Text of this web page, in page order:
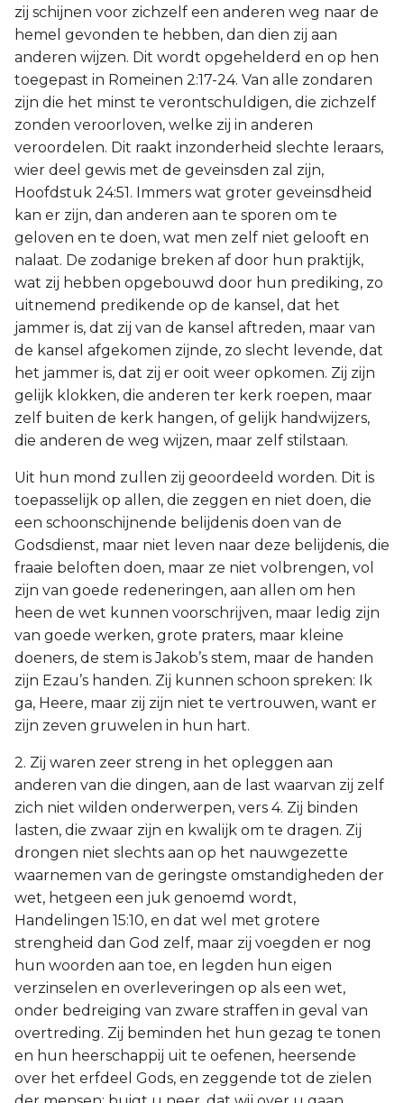
zij schijnen voor zichzelf een anderen weg naar de
hemel gevonden te hebben, dan dien zij aan
anderen wijzen. Dit wordt opgehelderd en op hen
toegepast in Romeinen 2:17-24. Van alle zondaren
zijn die het minst te verontschuldigen, die zichzelf
zonden veroorloven, welke zij in anderen
veroordelen. Dit raakt inzonderheid slechte leraars,
wier deel gewis met de geveinsden zal zijn,
Hoofdstuk 24:51. Immers wat groter geveinsdheid
kan er zijn, dan anderen aan te sporen om te
geloven en te doen, wat men zelf niet gelooft en
nalaat. De zodanige breken af door hun praktijk,
wat zij hebben opgebouwd door hun prediking, zo
uitnemend predikende op de kansel, dat het
jammer is, dat zij van de kansel aftreden, maar van
de kansel afgekomen zijnde, zo slecht levende, dat
het jammer is, dat zij er ooit weer opkomen. Zij zijn
gelijk klokken, die anderen ter kerk roepen, maar
zelf buiten de kerk hangen, of gelijk handwijzers,
die anderen de weg wijzen, maar zelf stilstaan.
Uit hun mond zullen zij geoordeeld worden. Dit is
toepasselijk op allen, die zeggen en niet doen, die
een schoonschijnende belijdenis doen van de
Godsdienst, maar niet leven naar deze belijdenis, die
fraaie beloften doen, maar ze niet volbrengen, vol
zijn van goede redeneringen, aan allen om hen
heen de wet kunnen voorschrijven, maar ledig zijn
van goede werken, grote praters, maar kleine
doeners, de stem is Jakob’s stem, maar de handen
zijn Ezau’s handen. Zij kunnen schoon spreken: Ik
ga, Heere, maar zij zijn niet te vertrouwen, want er
zijn zeven gruwelen in hun hart.
2. Zij waren zeer streng in het opleggen aan
anderen van die dingen, aan de last waarvan zij zelf
zich niet wilden onderwerpen, vers 4. Zij binden
lasten, die zwaar zijn en kwalijk om te dragen. Zij
drongen niet slechts aan op het nauwgezette
waarnemen van de geringste omstandigheden der
wet, hetgeen een juk genoemd wordt,
Handelingen 15:10, en dat wel met grotere
strengheid dan God zelf, maar zij voegden er nog
hun woorden aan toe, en legden hun eigen
verzinselen en overleveringen op als een wet,
onder bedreiging van zware straffen in geval van
overtreding. Zij beminden het hun gezag te tonen
en hun heerschappij uit te oefenen, heersende
over het erfdeel Gods, en zeggende tot de zielen